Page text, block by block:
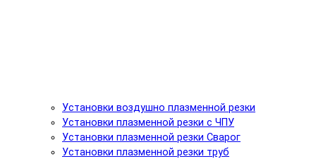
Установки воздушно плазменной резки
Установки плазменной резки с ЧПУ
Установки плазменной резки Сварог
Установки плазменной резки труб